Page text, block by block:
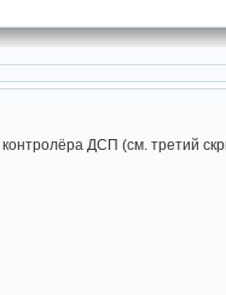
ДСП (см. третий